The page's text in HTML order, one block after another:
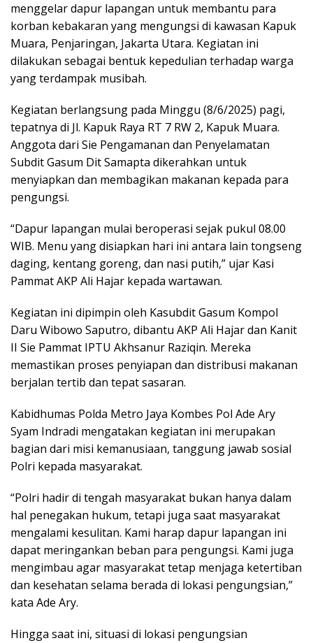
menggelar dapur lapangan untuk membantu para
korban kebakaran yang mengungsi di kawasan Kapuk
Muara, Penjaringan, Jakarta Utara. Kegiatan ini
dilakukan sebagai bentuk kepedulian terhadap warga
yang terdampak musibah.
Kegiatan berlangsung pada Minggu (8/6/2025) pagi,
tepatnya di Jl. Kapuk Raya RT 7 RW 2, Kapuk Muara.
Anggota dari Sie Pengamanan dan Penyelamatan
Subdit Gasum Dit Samapta dikerahkan untuk
menyiapkan dan membagikan makanan kepada para
pengungsi.
“Dapur lapangan mulai beroperasi sejak pukul 08.00
WIB. Menu yang disiapkan hari ini antara lain tongseng
daging, kentang goreng, dan nasi putih,” ujar Kasi
Pammat AKP Ali Hajar kepada wartawan.
Kegiatan ini dipimpin oleh Kasubdit Gasum Kompol
Daru Wibowo Saputro, dibantu AKP Ali Hajar dan Kanit
II Sie Pammat IPTU Akhsanur Raziqin. Mereka
memastikan proses penyiapan dan distribusi makanan
berjalan tertib dan tepat sasaran.
Kabidhumas Polda Metro Jaya Kombes Pol Ade Ary
Syam Indradi mengatakan kegiatan ini merupakan
bagian dari misi kemanusiaan, tanggung jawab sosial
Polri kepada masyarakat.
“Polri hadir di tengah masyarakat bukan hanya dalam
hal penegakan hukum, tetapi juga saat masyarakat
mengalami kesulitan. Kami harap dapur lapangan ini
dapat meringankan beban para pengungsi. Kami juga
mengimbau agar masyarakat tetap menjaga ketertiban
dan kesehatan selama berada di lokasi pengungsian,”
kata Ade Ary.
Hingga saat ini, situasi di lokasi pengungsian